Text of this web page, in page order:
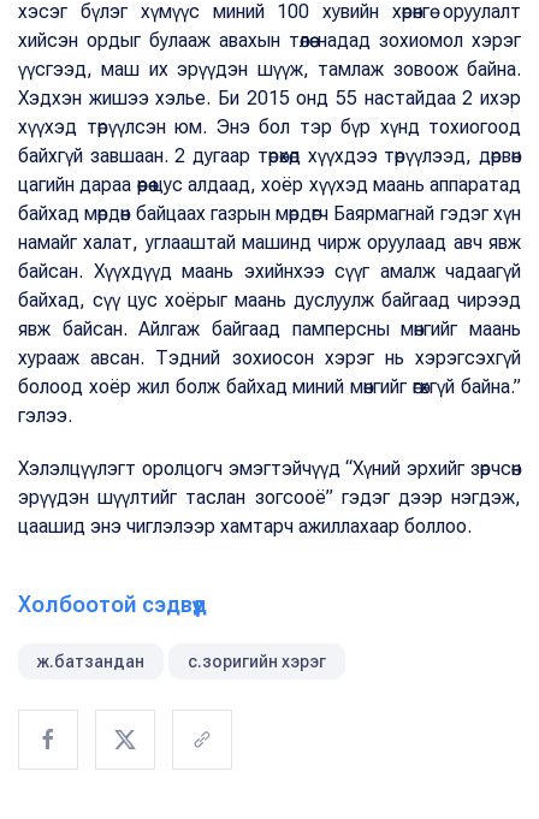
хэсэг бүлэг хүмүүс миний 100 хувийн хөрөнгө оруулалт
хийсэн ордыг булааж авахын төлөө надад зохиомол хэрэг
үүсгээд, маш их эрүүдэн шүүж, тамлаж зовоож байна.
Хэдхэн жишээ хэлье. Би 2015 онд 55 настайдаа 2 ихэр
хүүхэд төрүүлсэн юм. Энэ бол тэр бүр хүнд тохиогоод
байхгүй завшаан. 2 дугаар төрөхөд хүүхдээ төрүүлээд, дөрвөн
цагийн дараа өөрөө цус алдаад, хоёр хүүхэд маань аппаратад
байхад мөрдөн байцаах газрын мөрдөгч Баярмагнай гэдэг хүн
намайг халат, углааштай машинд чирж оруулаад авч явж
байсан. Хүүхдүүд маань эхийнхээ сүүг амалж чадаагүй
байхад, сүү цус хоёрыг маань дуслуулж байгаад чирээд
явж байсан. Айлгаж байгаад памперсны мөнгийг маань
хурааж авсан. Тэдний зохиосон хэрэг нь хэрэгсэхгүй
болоод хоёр жил болж байхад миний мөнгийг өгөхгүй байна.”
гэлээ.
Хэлэлцүүлэгт оролцогч эмэгтэйчүүд “Хүний эрхийг зөрчсөн
эрүүдэн шүүлтийг таслан зогсооё” гэдэг дээр нэгдэж,
цаашид энэ чиглэлээр хамтарч ажиллахаар боллоо.
Холбоотой сэдвүүд
ж.батзандан с.зоригийн хэрэг